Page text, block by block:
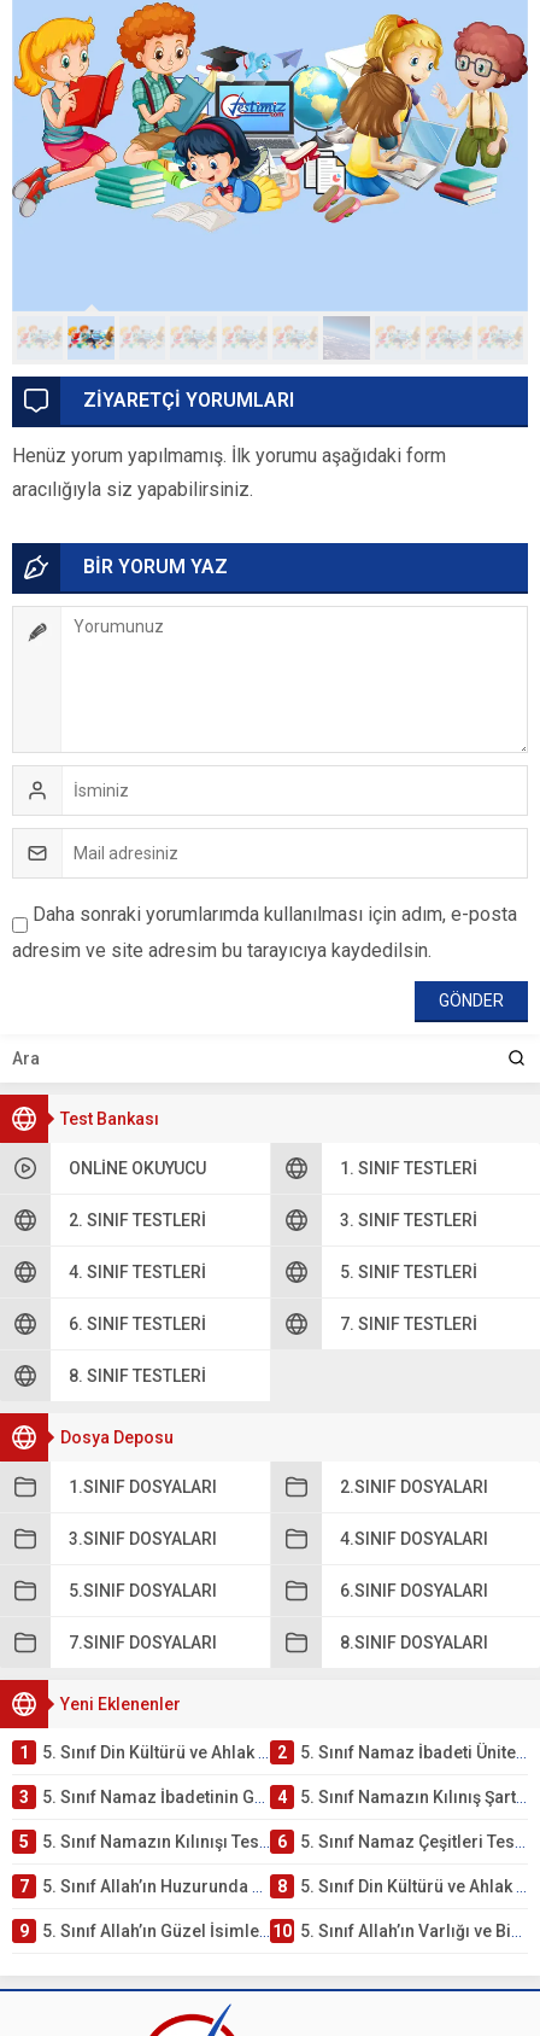
Test Bankası
ONLINE OKUYUCU 1. SINIF TESTLERI
2. SINIF TESTLERI 3. SINIF TESTLERI
4. SINIF TESTLERI 5. SINIF TESTLERI
6. SINIF TESTLERI 7. SINIF TESTLERI
8. SINIF TESTLERI
Dosya Deposu
1.SINIF DOSYALARI 2.SINIF DOSYALARI
3.SINIF DOSYALARI 4.SINIF DOSYALARI
5.SINIF DOSYALARI 6.SINIF DOSYALARI
7.SINIF DOSYALARI 8.SINIF DOSYALARI
Yeni Eklenenler
1 5. Sınıf Din Kültürü ve Ahlak Bilgisi 2. Ünite: Namaz İbadeti Çalışmaları 2 5. Sınıf Namaz İbadeti Ünite Testi – Online Çöz
3 5. Sınıf Namaz İbadetinin Getirdiği Faydalar Testi 4 5. Sınıf Namazın Kılınış Şartları Testi
5 5. Sınıf Namazın Kılınışı Testi – Online Çöz 6 5. Sınıf Namaz Çeşitleri Testi – Online Çöz
7 5. Sınıf Allah’ın Huzurunda Olmak – Namaz İbadeti Testi 8 5. Sınıf Din Kültürü ve Ahlak Bilgisi 1. Ünite: Allah İnancı Çalışmaları
9 5. Sınıf Allah’ın Güzel İsimleri Testi – Online Çöz 10 5. Sınıf Allah’ın Varlığı ve Birliği Testi – Online Çöz
ZİYARETÇİ YORUMLARI
Henüz yorum yapılmamış. İlk yorumu aşağıdaki form
aracılığıyla siz yapabilirsiniz.
BİR YORUM YAZ
Daha sonraki yorumlarımda kullanılması için adım, e-posta
adresim ve site adresim bu tarayıcıya kaydedilsin.